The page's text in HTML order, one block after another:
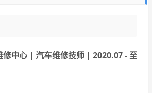
修中心 | 汽车维修技师 | 2020.07 - 至